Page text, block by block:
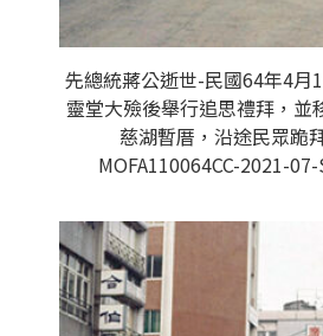
先總統蔣公逝世-民國64年4月
靈堂大殮後舉行追思禮拜，並
慈湖暫厝，沿途民眾跪
MOFA110064CC-2021-